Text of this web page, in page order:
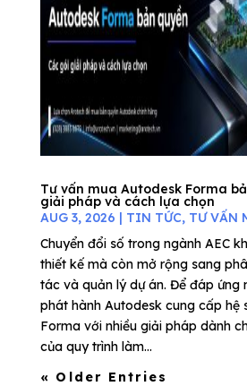
Tư vấn mua Autodesk Forma
giải pháp và cách lựa chọn
AUG 3, 2026 | TIN TỨC, TƯ VẤN
Chuyển đổi số trong ngành AEC
thiết kế mà còn mở rộng sang
tác và quản lý dự án. Để đáp ứng
phát hành Autodesk cung cấp hệ
Forma với nhiều giải pháp dành
của quy trình làm...
« Older Entries